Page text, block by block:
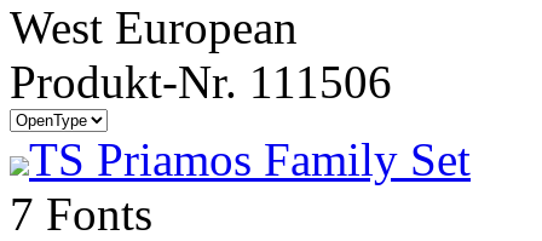
West European
Produkt-Nr. 111506
TS Priamos Family Set
7 Fonts